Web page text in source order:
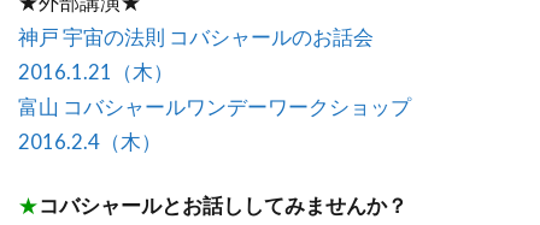
神戸 宇宙の法則 コバシャールのお話会
2016.1.21（木）
富山 コバシャールワンデーワークショップ
2016.2.4（木）
★コバシャールとお話ししてみませんか？